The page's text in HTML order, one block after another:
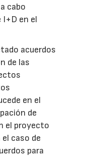
cabo
en el
acuerdos
de las
en el
de
el proyecto
caso de
para